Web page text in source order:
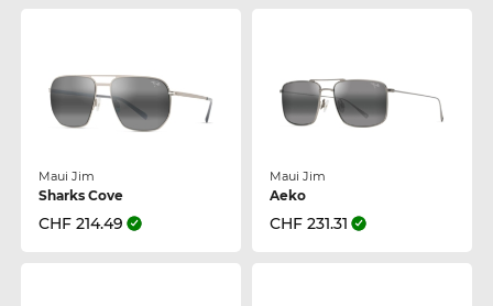
Maui Jim
Sharks Cove
CHF 214.49
Maui Jim
Aeko
CHF 231.31